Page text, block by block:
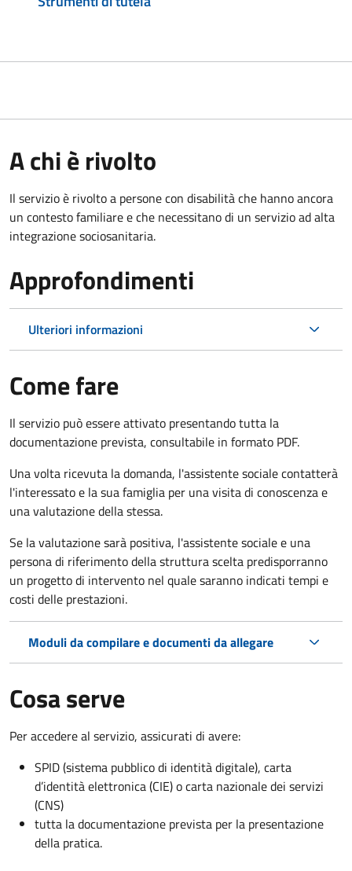
A chi è rivolto
Il servizio è rivolto a persone con disabilità che hanno ancora
un contesto familiare e che necessitano di un servizio ad alta
integrazione sociosanitaria.
Approfondimenti
Ulteriori informazioni
Come fare
Il servizio può essere attivato presentando tutta la
documentazione prevista, consultabile in formato PDF.
Una volta ricevuta la domanda, l'assistente sociale contatterà
l'interessato e la sua famiglia per una visita di conoscenza e
una valutazione della stessa.
Se la valutazione sarà positiva, l'assistente sociale e una
persona di riferimento della struttura scelta predisporranno
un progetto di intervento nel quale saranno indicati tempi e
costi delle prestazioni.
Moduli da compilare e documenti da allegare
Cosa serve
Per accedere al servizio, assicurati di avere:
SPID (sistema pubblico di identità digitale), carta
d’identità elettronica (CIE) o carta nazionale dei servizi
(CNS)
tutta la documentazione prevista per la presentazione
della pratica.